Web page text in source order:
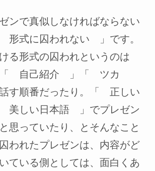
ンで真似しなければならない
形式に囚われない 」です。
る形式の囚われというのは
自己紹介 」「 ツカ
す順番だったり。「 正しい
しい日本語 」でプレゼン
思っていたり、とそんなこと
われたプレゼンは、内容がど
ている側としては、面白くあ